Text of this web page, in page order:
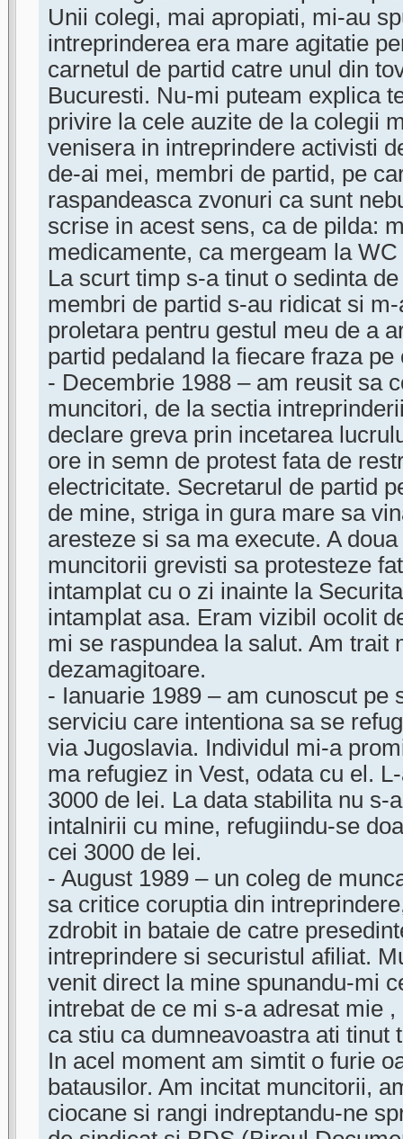
Unii colegi, mai apropiati, mi-au
intreprinderea era mare agitatie
carnetul de partid catre unul din
Bucuresti. Nu-mi puteam explica
privire la cele auzite de la colegii
venisera in intreprindere activisti
de-ai mei, membri de partid, pe
raspandeasca zvonuri ca sunt
scrise in acest sens, ca de pilda:
medicamente, ca mergeam la
La scurt timp s-a tinut o sedinta
membri de partid s-au ridicat si
proletara pentru gestul meu de a
partid pedaland la fiecare fraza
- Decembrie 1988 – am reusit sa
muncitori, de la sectia
declare greva prin incetarea
ore in semn de protest fata de
electricitate. Secretarul de partid
de mine, striga in gura mare sa
aresteze si sa ma execute. A
muncitorii grevisti sa protesteze
intamplat cu o zi inainte la
intamplat asa. Eram vizibil ocolit
mi se raspundea la salut. Am trait
dezamagitoare.
- Ianuarie 1989 – am cunoscut pe
serviciu care intentiona sa se
via Jugoslavia. Individul mi-a
ma refugiez in Vest, odata cu el.
3000 de lei. La data stabilita nu s-
intalnirii cu mine, refugiindu-se
cei 3000 de lei.
- August 1989 – un coleg de
sa critice coruptia din
zdrobit in bataie de catre
intreprindere si securistul afiliat.
venit direct la mine spunandu-mi
intrebat de ce mi s-a adresat mie
ca stiu ca dumneavoastra ati tinut
In acel moment am simtit o furie
batausilor. Am incitat muncitorii,
ciocane si rangi indreptandu-ne